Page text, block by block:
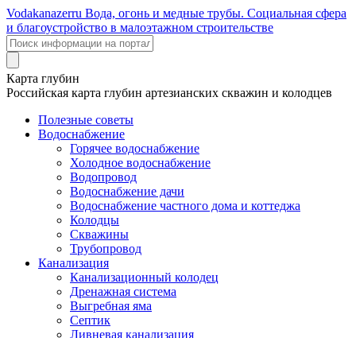
Vodakanazerru Вода, огонь и медные трубы. Социальная сфера
и благоустройство в малоэтажном строительстве
Карта глубин
Российская карта глубин артезианских скважин и колодцев
Полезные советы
Водоснабжение
Горячее водоснабжение
Холодное водоснабжение
Водопровод
Водоснабжение дачи
Водоснабжение частного дома и коттеджа
Колодцы
Скважины
Трубопровод
Канализация
Канализационный колодец
Дренажная система
Выгребная яма
Септик
Ливневая канализация